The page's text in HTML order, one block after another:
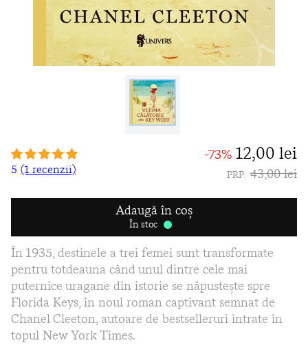
5 (1 recenzii)
-73% 12,00 lei
PRP: 43,00 lei
Adaugă în coș
În stoc
În 1935, destinele a trei femei sunt transformate
pentru totdeauna când unul dintre cele mai
puternice uragane din istorie se năpusteşte spre
Florida Keys, în noul roman captivant semnat de
Chanel Cleeton, autoare de bestselleruri intrate în
topul New York Times.